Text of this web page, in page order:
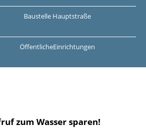
Baustelle Hauptstraße
ÖffentlicheEinrichtungen
zum Wasser sparen!